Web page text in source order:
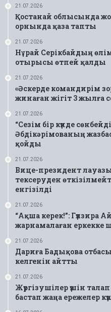
21.07.2026
Қостанай облысында
орнында қаза тапты
21.07.2026
Нұрай Серікбайдың
отырысы өтпей қалды
21.07.2026
«Әскерде командирім
жинаған жігіт 3 жылға
21.07.2026
“Сезім бір күнде
Әбдікәрімованың
қойды
21.07.2026
Вице-президент
тексеруден
енгізілді
21.07.2026
“Ақша керек!”: Гүлзира
жарнамалаған еркекке
21.07.2026
Дариға Бадықова
келгенін айтты
21.07.2026
Жүргізушілер үшін
бастап жаңа ережелер